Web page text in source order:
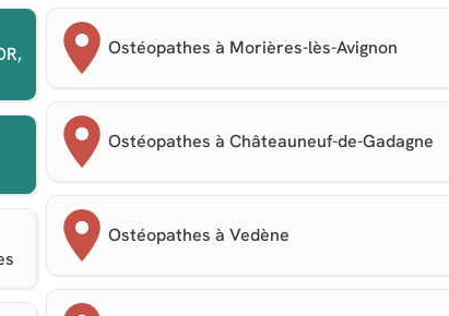
Ostéopathes à Morières-lès-Avignon
Ostéopathes à Châteauneuf-de-Gadagne
Ostéopathes à Vedène